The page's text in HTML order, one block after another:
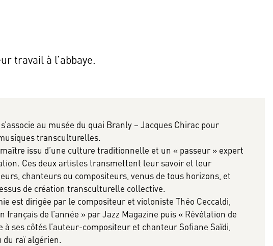
travail à l’abbaye.
au musée du quai Branly – Jacques Chirac pour
transculturelles.
issu d’une culture traditionnelle et un « passeur » expert
Ces deux artistes transmettent leur savoir et leur
chanteurs ou compositeurs, venus de tous horizons, et
de création transculturelle collective.
est dirigée par le compositeur et violoniste Théo Ceccaldi,
français de l’année » par Jazz Magazine puis « Révélation de
à ses côtés l’auteur-compositeur et chanteur Sofiane Saïdi,
du raï algérien.